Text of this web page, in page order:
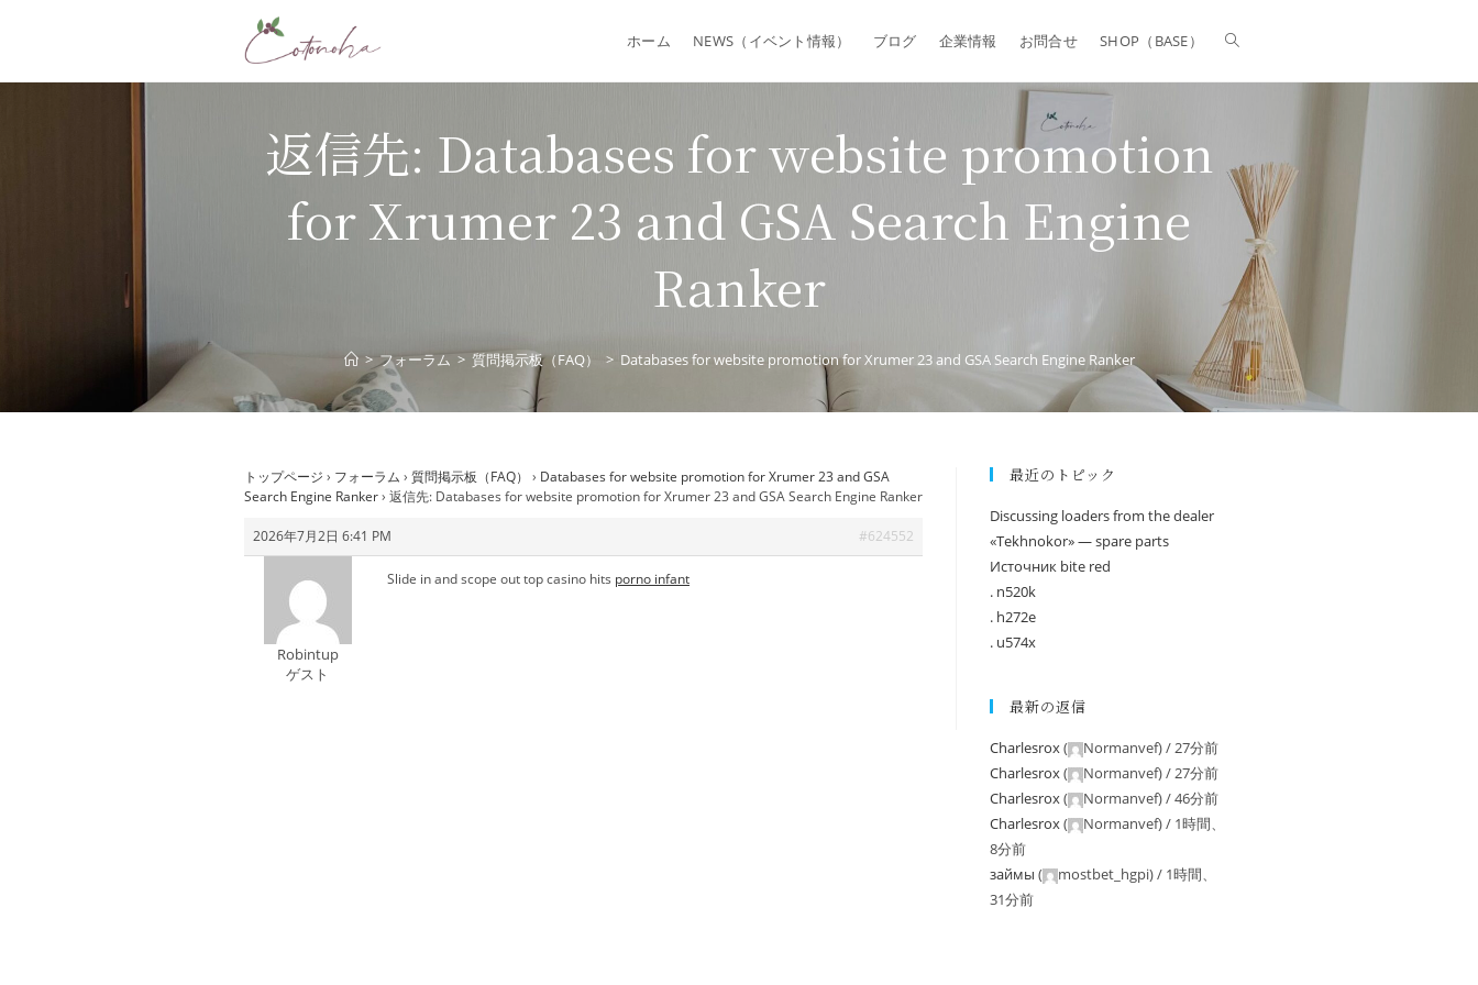
ホーム NEWS（イベント情報） ブログ 企業情報 お問合せ SHOP（BASE）
返信先: Databases for website promotion
for Xrumer 23 and GSA Search Engine
Ranker
> フォーラム > 質問掲示板（FAQ） > Databases for website promotion for Xrumer 23 and GSA Search Engine Ranker
トップページ › フォーラム › 質問掲示板（FAQ） › Databases for website promotion for Xrumer 23 and GSA
Search Engine Ranker› 返信先: Databases for website promotion for Xrumer 23 and GSA Search Engine Ranker
2026年7月2日 6:41 PM #624552
Robintup
ゲスト
Slide in and scope out top casino hits porno infant
最近のトピック
Discussing loaders from the dealer
«Tekhnokor» — spare parts
Источник bite red
. n520k
. h272e
. u574x
最新の返信
Charlesrox( Normanvef) /27分前
Charlesrox( Normanvef) /27分前
Charlesrox( Normanvef) /46分前
Charlesrox( Normanvef) / 1時間、
8分前
займы ( mostbet_hgpi) / 1時間、
31分前